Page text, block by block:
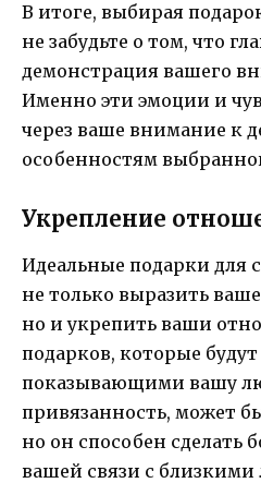
В итоге, выбирая
не забудьте о том, что
демонстрация вашего
Именно эти эмоции и
через ваше внимание к
особенностям
Укрепление
Идеальные подарки для
не только выразить
но и укрепить ваши
подарков, которые
показывающими вашу
привязанность, может
но он способен сделать
вашей связи с